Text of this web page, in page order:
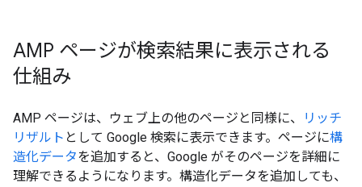
AMP ページが検索結果に表示される
仕組み
AMP ページは、ウェブ上の他のページと同様に、
リッチ
リザルト として Google 検索に表示できます。ページに構
造化データを追加すると、Google がそのページを詳細に
理解できるようになります。構造化データを追加しても、